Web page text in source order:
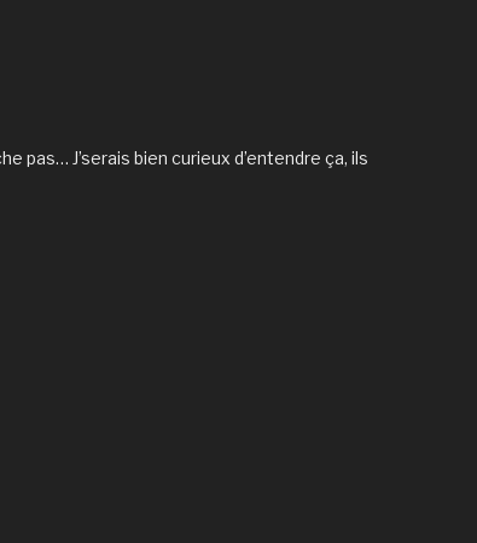
pas… J’serais bien curieux d’entendre ça, ils